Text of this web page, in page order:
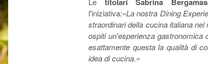
l'iniziativa:«La nostra Dining
straordinari della cucina italiana
ospiti un'esperienza
esattamente questa la qualità di
idea di cucina.»